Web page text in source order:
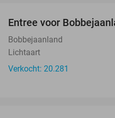
Entree voor
Bobbejaanland
Lichtaart
Verkocht: 20.281